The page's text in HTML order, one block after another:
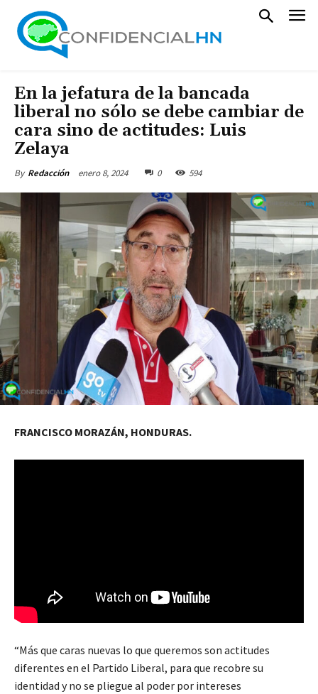
En la jefatura de la bancada
liberal no sólo se debe cambiar de
cara sino de actitudes: Luis
Zelaya
By Redacción enero 8, 2024 0 594
FRANCISCO MORAZÁN, HONDURAS.
“Más que caras nuevas lo que queremos son actitudes
diferentes en el Partido Liberal, para que recobre su
identidad y no se pliegue al poder por intereses